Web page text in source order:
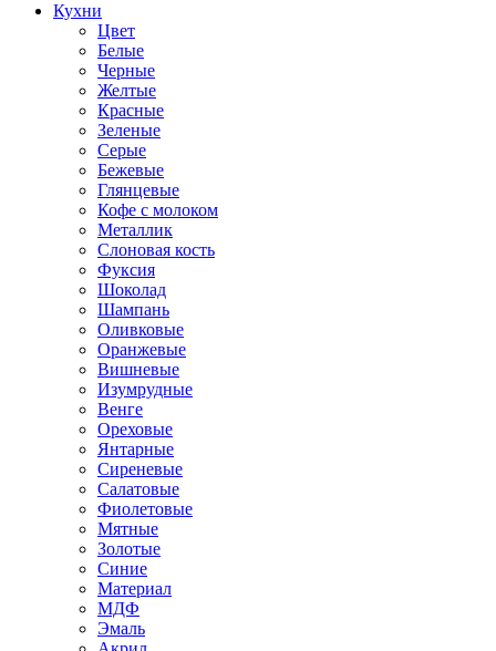
Кухни
Цвет
Белые
Черные
Желтые
Красные
Зеленые
Серые
Бежевые
Глянцевые
Кофе с молоком
Металлик
Слоновая кость
Фуксия
Шоколад
Шампань
Оливковые
Оранжевые
Вишневые
Изумрудные
Венге
Ореховые
Янтарные
Сиреневые
Салатовые
Фиолетовые
Мятные
Золотые
Синие
Материал
МДФ
Эмаль